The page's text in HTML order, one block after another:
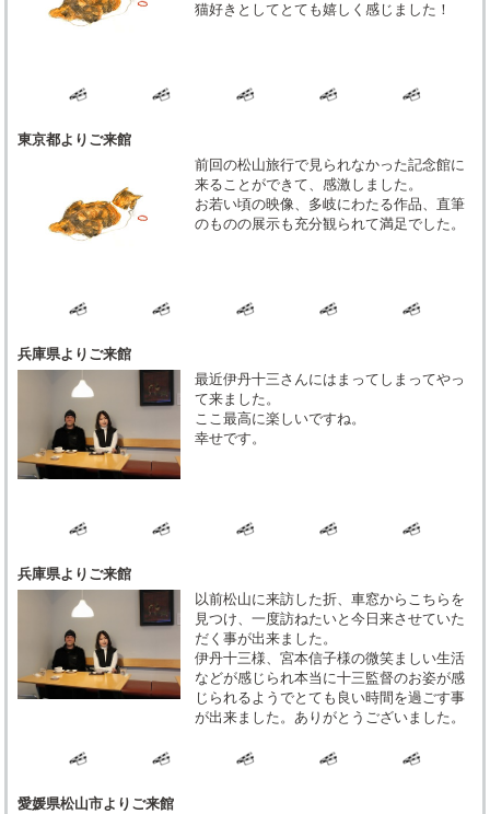
猫好きとしてとても嬉しく感じました！
東京都よりご来館
前回の松山旅行で見られなかった記念館に
来ることができて、感激しました。
お若い頃の映像、多岐にわたる作品、直筆
のものの展示も充分観られて満足でした。
兵庫県よりご来館
最近伊丹十三さんにはまってしまってやっ
て来ました。
ここ最高に楽しいですね。
幸せです。
兵庫県よりご来館
以前松山に来訪した折、車窓からこちらを
見つけ、一度訪ねたいと今日来させていた
だく事が出来ました。
伊丹十三様、宮本信子様の微笑ましい生活
などが感じられ本当に十三監督のお姿が感
じられるようでとても良い時間を過ごす事
が出来ました。ありがとうございました。
愛媛県松山市よりご来館